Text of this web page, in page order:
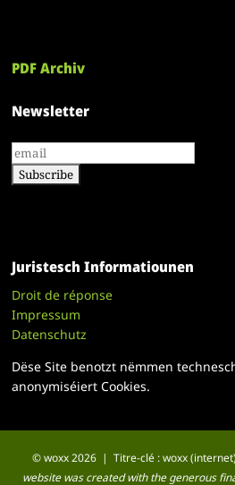
PDF Archiv
Newsletter
Juristesch Informatiounen
Droit de réponse
Impressum
Datenschutz
Dëse Site benotzt nëmmen
anonymiséiert Cookies.
© woxx 2026 | Titre-clé : woxx
website was created with the generous